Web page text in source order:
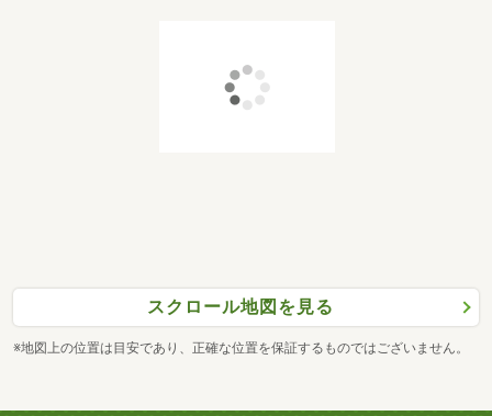
スクロール地図を見る
※地図上の位置は目安であり、正確な位置を保証するものではございません。